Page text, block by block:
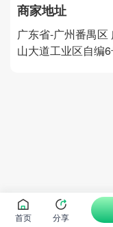
商家地址
广东省-广州番禺区
山大道工业区自编6
首页 分享